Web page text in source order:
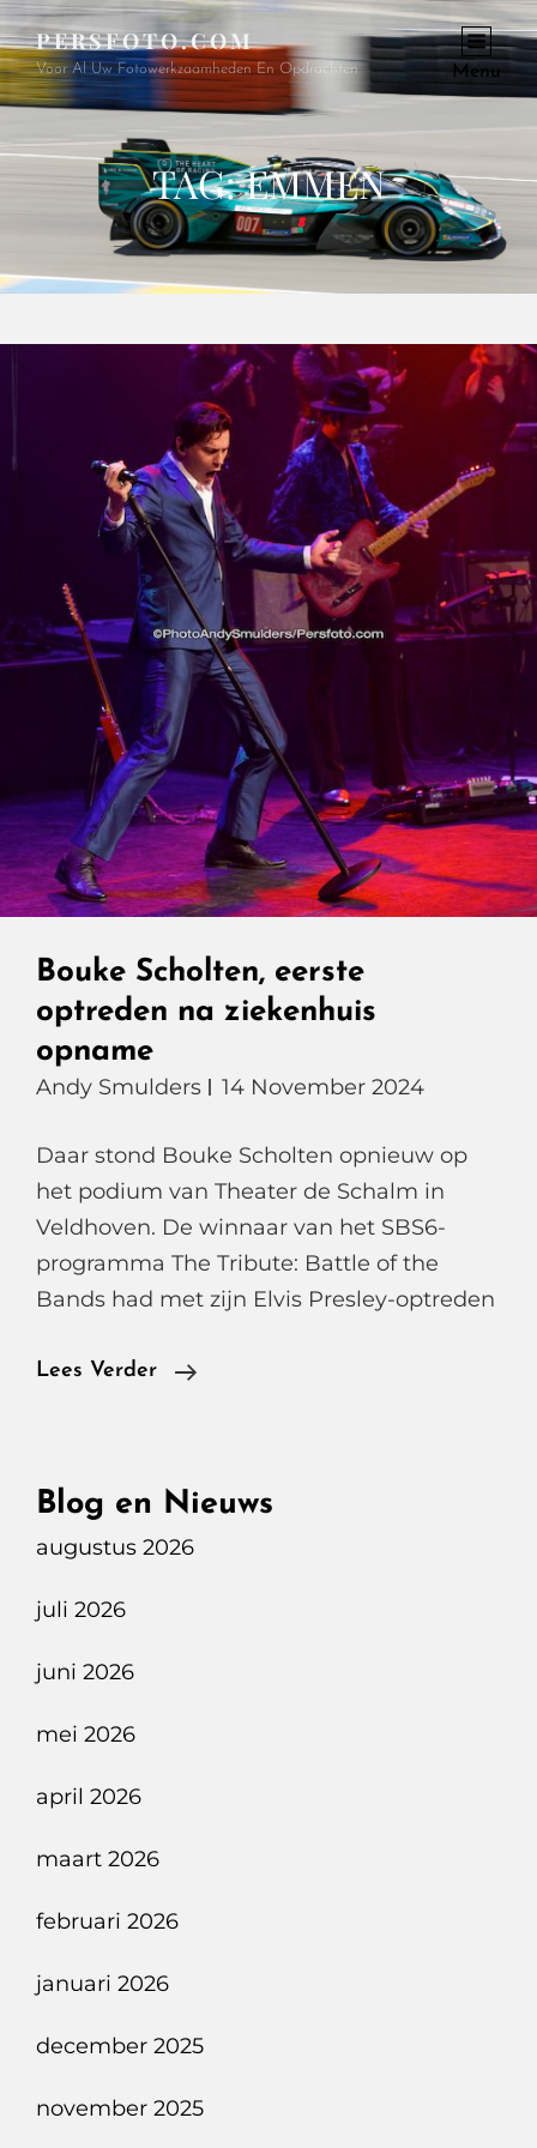
PERSFOTO.COM
Voor Al Uw Fotowerkzaamheden En Opdrachten Menu
TAG:EMMEN
Bouke Scholten, eerste
optreden na ziekenhuis
opname
Andy Smulders 14 November 2024
Daar stond Bouke Scholten opnieuw op
het podium van Theater de Schalm in
Veldhoven. De winnaar van het SBS6-
programma The Tribute: Battle of the
Bands had met zijn Elvis Presley-optreden
Lees Verder
Bouke
Na
Blog en Nieuws
augustus 2026
juli 2026
juni 2026
mei 2026
april 2026
maart 2026
februari 2026
januari 2026
december 2025
november 2025